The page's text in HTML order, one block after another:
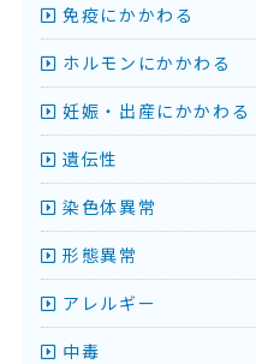
免疫にかかわる
ホルモンにかかわる
妊娠・出産にかかわる
遺伝性
染色体異常
形態異常
アレルギー
中毒